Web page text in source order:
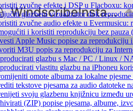
zvučne efekte i DSP u Flacboxu:
glazbeni vizualizator dok
zvučne audio efekte u Evermusicu:
i koristiti reprodukciju bez pauza
Apple Music popise za reprodukciju
M3U popis za reprodukciju za
glazbu s Mac / PC / Linux /
vlastitu glazbu na iPhoneu
omote albuma za lokalne
tekstove pjesama za audio datoteke
svoju glazbenu knjižnicu između
(ZIP) popise pjesama, albume,